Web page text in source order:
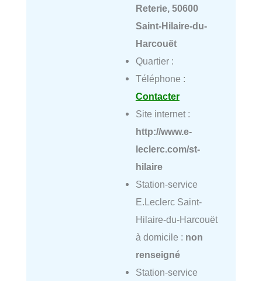
Reterie, 50600
Saint-Hilaire-du-
Harcouët
Quartier :
Téléphone :
Contacter
Site internet :
http://www.e-
leclerc.com/st-
hilaire
Station-service
E.Leclerc Saint-
Hilaire-du-Harcouët
à domicile : non
renseigné
Station-service